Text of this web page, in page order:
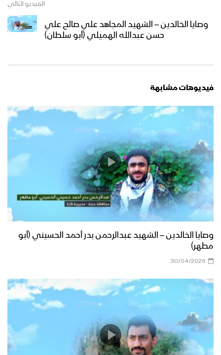
الفيديو التالي
وصايا الخالدين – الشهيد المجاهد علي صالح علي
حسن عبدالله الهميلي (أبو سلطان)
فيديوهات مشابهة
وصايا الخالدين – الشهيد عبدالرحمن بدر أحمد الحسيني (أبو
مطهر)
30/04/2026